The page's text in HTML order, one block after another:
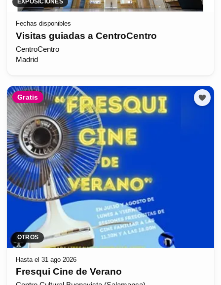
EXPOSICIONES
Fechas disponibles
Visitas guiadas a CentroCentro
CentroCentro
Madrid
Gratis
OTROS
Hasta el 31 ago 2026
Fresqui Cine de Verano